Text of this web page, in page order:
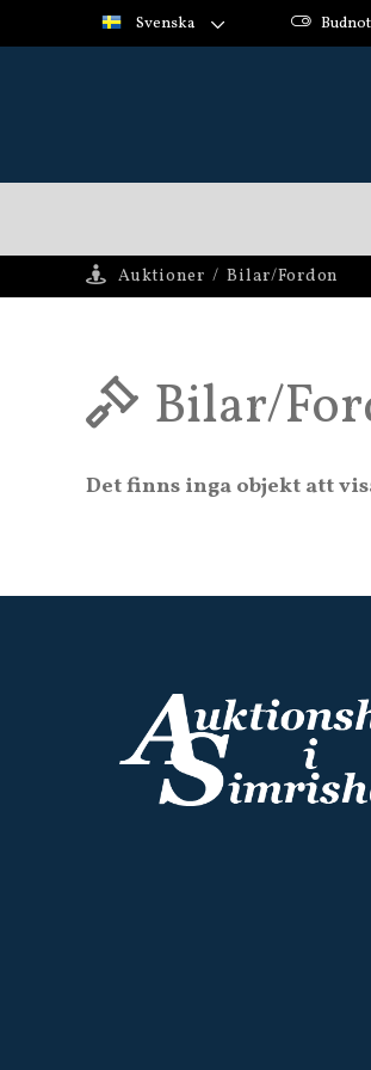
Svenska
Auktioner / Bilar/Fordon
Bilar/
Det finns inga objekt att